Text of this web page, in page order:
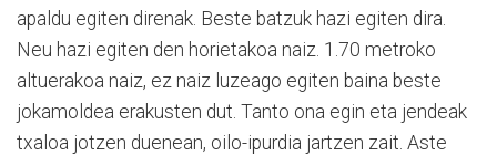
apaldu egiten direnak. Beste batzuk hazi egiten dira.
Neu hazi egiten den horietakoa naiz. 1.70 metroko
altuerakoa naiz, ez naiz luzeago egiten baina beste
jokamoldea erakusten dut. Tanto ona egin eta jendeak
txaloa jotzen duenean, oilo-ipurdia jartzen zait. Aste